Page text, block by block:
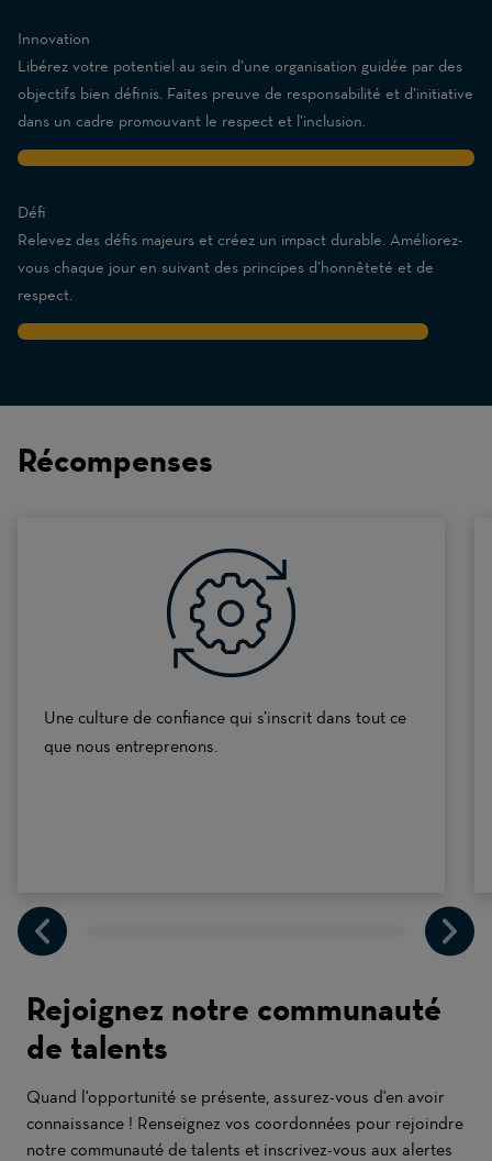
Innovation
Libérez votre potentiel au sein d’une organisation guidée par des
objectifs bien définis. Faites preuve de responsabilité et d’initiative
dans un cadre promouvant le respect et l’inclusion.
10
Défi
Relevez des défis majeurs et créez un impact durable. Améliorez-
vous chaque jour en suivant des principes d’honnêteté et de
respect.
9
are
a
Récompenses
Une culture de confiance qui s’inscrit dans tout ce
que nous entreprenons.
Rejoignez notre communauté
de talents
Quand l'opportunité se présente, assurez-vous d'en avoir
connaissance ! Renseignez vos coordonnées pour rejoindre
notre communauté de talents et inscrivez-vous aux alertes